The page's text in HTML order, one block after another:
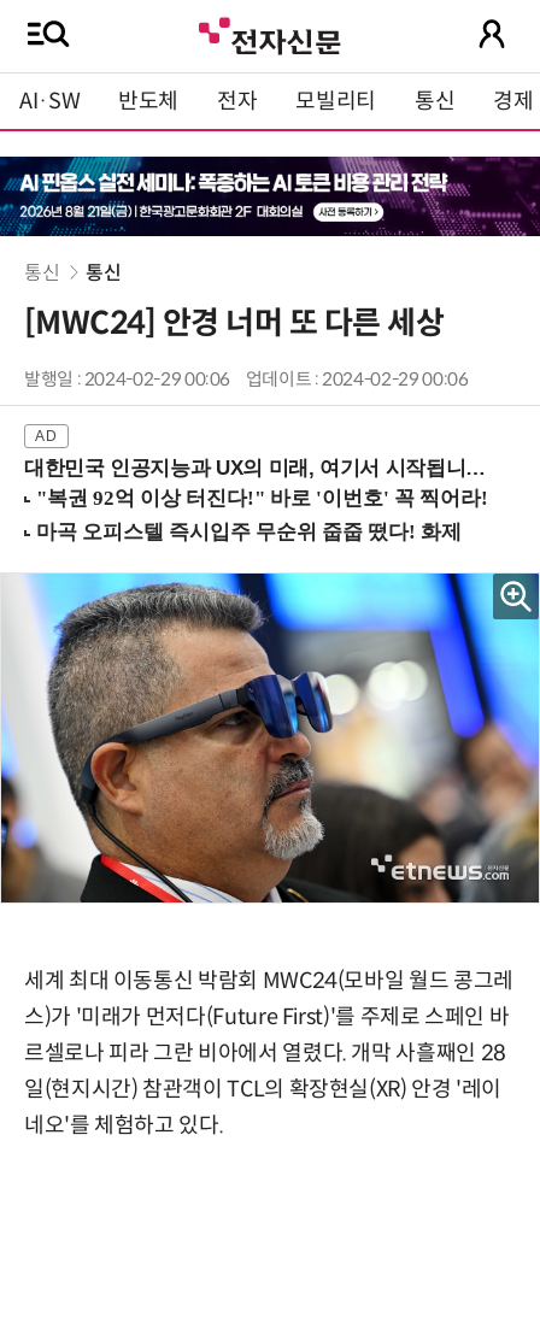
AI·SW 반도체 전자 모빌리티 통신 경제
통신 통신
[MWC24] 안경 너머 또 다른 세상
발행일 : 2024-02-29 00:06 업데이트 : 2024-02-29 00:06
대한민국 인공지능과 UX의 미래, 여기서 시작됩니다! (9/2 강남역)
세계 최대 이동통신 박람회 MWC24(모바일 월드 콩그레
스)가 '미래가 먼저다(Future First)'를 주제로 스페인 바
르셀로나 피라 그란 비아에서 열렸다. 개막 사흘째인 28
일(현지시간) 참관객이 TCL의 확장현실(XR) 안경 '레이
네오'를 체험하고 있다.